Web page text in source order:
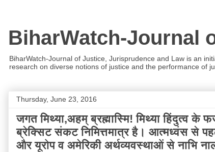
BiharWatch-Journal
BiharWatch-Journal of Justice, Jurisprudence and Law is an
research on diverse notions of justice and the performance of
Thursday, June 23, 2016
जगत मिथ्या,अहम् ब्रह्मास्मि! मिथ्या हिंदुत्व के
ब्रेक्सिट संकट निमित्तमात्र है। आत्मध्वंस से
और यूरोप व अमेरिकी अर्थव्यवस्थाओं से नाभि